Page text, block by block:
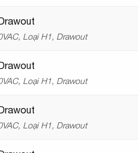
Loại H1, Drawout
Loại H1, Drawout
Loại H1, Drawout